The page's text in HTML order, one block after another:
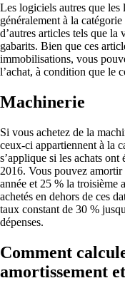
Les logiciels autres que
généralement à la
d’autres articles tels que la
gabarits. Bien que ces
immobilisations, vous
l’achat, à condition que le
Machinerie
Si vous achetez de la
ceux-ci appartiennent à la
s’applique si les achats
2016. Vous pouvez
année et 25 % la troisième
achetés en dehors de ces
taux constant de 30 %
dépenses.
Comment
amortissement